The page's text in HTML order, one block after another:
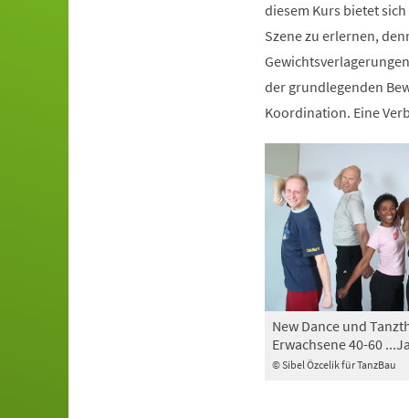
diesem Kurs bietet
Szene zu erlernen,
der grundlegenden
Koordination. Eine
© Sibel Özcelik für TanzBau
New Dance und
Erwachsene 40-60